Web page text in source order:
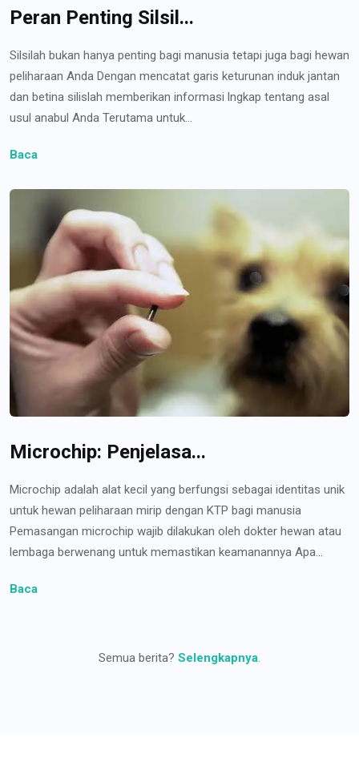
Peran Penting Silsil...
Silsilah bukan hanya penting bagi manusia tetapi juga bagi hewan
peliharaan Anda Dengan mencatat garis keturunan induk jantan
dan betina silislah memberikan informasi lngkap tentang asal
usul anabul Anda Terutama untuk...
Baca
Microchip: Penjelasa...
Microchip adalah alat kecil yang berfungsi sebagai identitas unik
untuk hewan peliharaan mirip dengan KTP bagi manusia
Pemasangan microchip wajib dilakukan oleh dokter hewan atau
lembaga berwenang untuk memastikan keamanannya Apa...
Baca
Semua berita? Selengkapnya